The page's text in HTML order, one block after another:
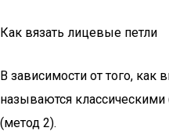
Как вязать лицевые петли
В зависимости от того, как
называются
(метод 2).